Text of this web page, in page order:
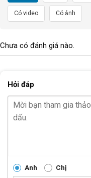
Khóa Dây Chống Trộm
Raca Dùng Chìa Khóa
Có video Có ảnh
Chưa có đánh giá nào.
Hỏi đáp
Anh Chị